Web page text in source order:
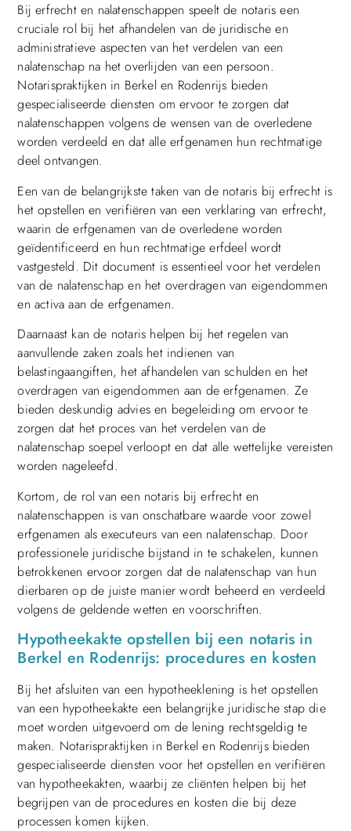
Bij erfrecht en nalatenschappen speelt de notaris een
cruciale rol bij het afhandelen van de juridische en
administratieve aspecten van het verdelen van een
nalatenschap na het overlijden van een persoon.
Notarispraktijken in Berkel en Rodenrijs bieden
gespecialiseerde diensten om ervoor te zorgen dat
nalatenschappen volgens de wensen van de overledene
worden verdeeld en dat alle erfgenamen hun rechtmatige
deel ontvangen.
Een van de belangrijkste taken van de notaris bij erfrecht is
het opstellen en verifiëren van een verklaring van erfrecht,
waarin de erfgenamen van de overledene worden
geïdentificeerd en hun rechtmatige erfdeel wordt
vastgesteld. Dit document is essentieel voor het verdelen
van de nalatenschap en het overdragen van eigendommen
en activa aan de erfgenamen.
Daarnaast kan de notaris helpen bij het regelen van
aanvullende zaken zoals het indienen van
belastingaangiften, het afhandelen van schulden en het
overdragen van eigendommen aan de erfgenamen. Ze
bieden deskundig advies en begeleiding om ervoor te
zorgen dat het proces van het verdelen van de
nalatenschap soepel verloopt en dat alle wettelijke vereisten
worden nageleefd.
Kortom, de rol van een notaris bij erfrecht en
nalatenschappen is van onschatbare waarde voor zowel
erfgenamen als executeurs van een nalatenschap. Door
professionele juridische bijstand in te schakelen, kunnen
betrokkenen ervoor zorgen dat de nalatenschap van hun
dierbaren op de juiste manier wordt beheerd en verdeeld
volgens de geldende wetten en voorschriften.
Hypotheekakte opstellen bij een notaris in
Berkel en Rodenrijs: procedures en kosten
Bij het afsluiten van een hypotheeklening is het opstellen
van een hypotheekakte een belangrijke juridische stap die
moet worden uitgevoerd om de lening rechtsgeldig te
maken. Notarispraktijken in Berkel en Rodenrijs bieden
gespecialiseerde diensten voor het opstellen en verifiëren
van hypotheekakten, waarbij ze cliënten helpen bij het
begrijpen van de procedures en kosten die bij deze
processen komen kijken.